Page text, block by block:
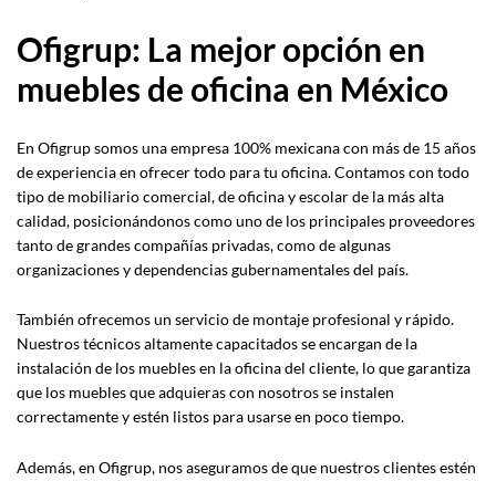
Ofigrup: La mejor opción en
muebles de oficina en México
En Ofigrup somos una empresa 100% mexicana con más de 15 años
de experiencia en ofrecer todo para tu oficina. Contamos con todo
tipo de mobiliario comercial, de oficina y escolar de la más alta
calidad, posicionándonos como uno de los principales proveedores
tanto de grandes compañías privadas, como de algunas
organizaciones y dependencias gubernamentales del país.
También ofrecemos un servicio de montaje profesional y rápido.
Nuestros técnicos altamente capacitados se encargan de la
instalación de los muebles en la oficina del cliente, lo que garantiza
que los muebles que adquieras con nosotros se instalen
correctamente y estén listos para usarse en poco tiempo.
Además, en Ofigrup, nos aseguramos de que nuestros clientes estén